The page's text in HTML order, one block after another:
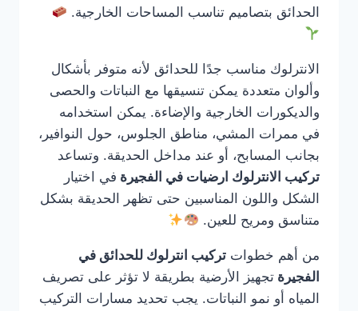
الحدائق بتصاميم تناسب المساحات الخارجية.
الانترلوك مناسب جدًا للحدائق لأنه متوفر بأشكال
وألوان متعددة يمكن تنسيقها مع النباتات والحصى
والديكورات الخارجية والإضاءة. يمكن استخدامه
في ممرات المشي، مناطق الجلوس، حول النوافير،
بجانب المسابح، أو عند مداخل الحديقة. وتساعد
تركيب الانترلوك ارضيات في الفجيرة في اختيار
الشكل واللون المناسبين حتى تظهر الحديقة بشكل
متناسق ومريح للعين.
من أهم خطوات تركيب انترلوك للحدائق في
الفجيرة تجهيز الأرضية بطريقة لا تؤثر على تصريف
المياه أو نمو النباتات. يجب تحديد مسارات التركيب